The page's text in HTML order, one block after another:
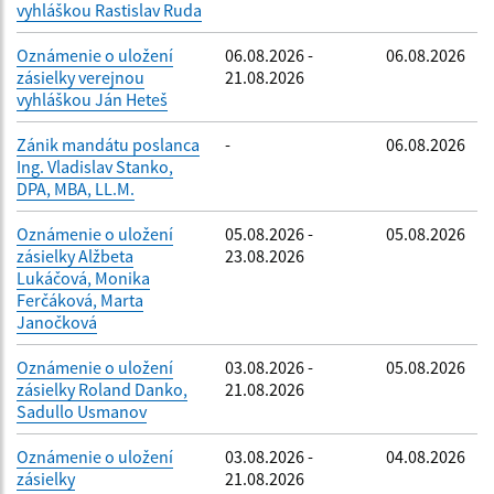
vyhláškou Rastislav Ruda
Oznámenie o uložení
zásielky verejnou
vyhláškou Ján Heteš
06.08.2026 -
21.08.2026
06.08.2026
Zánik mandátu poslanca
Ing. Vladislav Stanko,
DPA, MBA, LL.M.
- 06.08.2026
Oznámenie o uložení
zásielky Alžbeta
Lukáčová, Monika
Ferčáková, Marta
Janočková
05.08.2026 -
23.08.2026
05.08.2026
Oznámenie o uložení
zásielky Roland Danko,
Sadullo Usmanov
03.08.2026 -
21.08.2026
05.08.2026
Oznámenie o uložení
zásielky
03.08.2026 -
21.08.2026
04.08.2026